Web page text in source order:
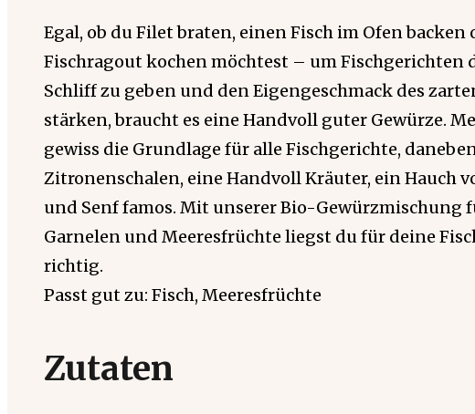
Egal, ob du Filet braten, einen Fisch im Ofen backen
Fischragout kochen möchtest – um Fischgerichten
Schliff zu geben und den Eigengeschmack des
stärken, braucht es eine Handvoll guter Gewürze.
gewiss die Grundlage für alle Fischgerichte,
Zitronenschalen, eine Handvoll Kräuter, ein Hauch
und Senf famos. Mit unserer Bio-Gewürzmischung
Garnelen und Meeresfrüchte liegst du für deine
richtig.
Passt gut zu: Fisch, Meeresfrüchte
Zutaten